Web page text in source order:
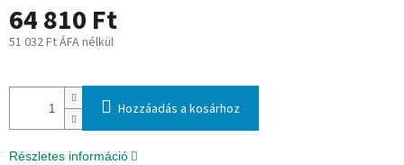
64 810 Ft
51 032 Ft ÁFA nélkül
Hozzáadás a kosárhoz
Részletes információ